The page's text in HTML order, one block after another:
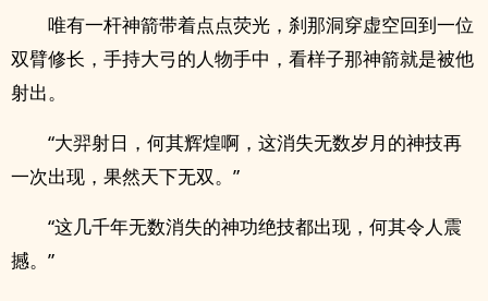
唯有一杆神箭带着点点荧光，刹那洞穿虚空回到一位
双臂修长，手持大弓的人物手中，看样子那神箭就是被他
射出。
“大羿射日，何其辉煌啊，这消失无数岁月的神技再
一次出现，果然天下无双。”
“这几千年无数消失的神功绝技都出现，何其令人震
撼。”